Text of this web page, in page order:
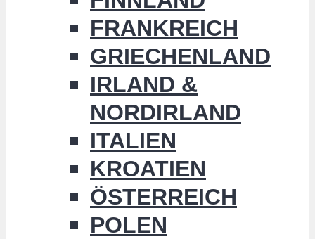
FRANKREICH
GRIECHENLAND
IRLAND &
NORDIRLAND
ITALIEN
KROATIEN
ÖSTERREICH
POLEN